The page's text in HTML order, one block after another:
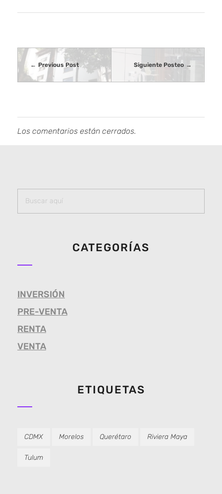
Previous Post Siguiente Posteo
Los comentarios están cerrados.
CATEGORÍAS
INVERSIÓN
PRE-VENTA
RENTA
VENTA
ETIQUETAS
CDMX Morelos Querétaro Riviera Maya
Tulum